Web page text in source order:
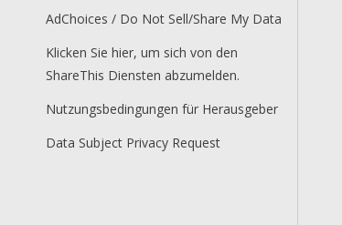
AdChoices / Do Not Sell/Share My Data
Klicken Sie hier, um sich von den
ShareThis Diensten abzumelden.
Nutzungsbedingungen für Herausgeber
Data Subject Privacy Request